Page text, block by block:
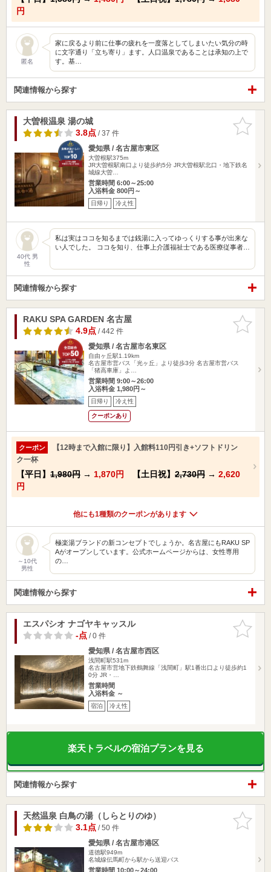
円
匿名
家に戻るより前に仕事の疲れを一度落としてしまいたい気分の時
に文字通り「立ち寄り」ます。人口温泉であることは承知の上で
す。基…
関連情報から探す
お気に入
りに追加
大曽根温泉 湯の城
3.8点/ 37 件
愛知県 / 名古屋市東区
大曽根駅375m
JR大曽根駅南口より徒歩約5分 JR大曽根駅北口・地下鉄名
城線大曽…
営業時間 6:00～25:00
入浴料金 800円～
日帰り 冷え性
40代 男
性
私は実はココを知るまでは銭湯に入ってゆっくりする事が出来な
い人でした。 ココを知り、仕事上介護福祉士である医療従事者…
関連情報から探す
お気に入
りに追加
RAKU SPA GARDEN 名古屋
4.9点/ 442 件
愛知県 / 名古屋市名東区
自由ヶ丘駅1.19km
名古屋市営バス「光ヶ丘」より徒歩3分 名古屋市営バス
「猪高車庫」よ…
営業時間 9:00～26:00
入浴料金 1,980円～
日帰り 冷え性
クーポンあり
クーポン
【12時まで入館に限り】入館料110円引き+ソフトドリン
ク一杯
【平日】 1,980円 → 1,870円 【土日祝】 2,730円 → 2,620
円
他にも1種類のクーポンがあります
～10代
男性
極楽湯ブランドの新コンセプトでしょうか。名古屋にもRAKU SP
Aがオープンしています。公式ホームページからは、女性専用
の…
関連情報から探す
お気に入
りに追加
エスパシオ ナゴヤキャッスル
-点/ 0 件
愛知県 / 名古屋市西区
浅間町駅531m
名古屋市営地下鉄鶴舞線「浅間町」駅1番出口より徒歩約1
0分 JR・…
営業時間
入浴料金 ～
宿泊 冷え性
楽天トラベルの宿泊プランを見る
関連情報から探す
お気に入
りに追加
天然温泉 白鳥の湯（しらとりのゆ）
3.1点/ 50 件
愛知県 / 名古屋市港区
道徳駅949m
名城線伝馬町から駅から送迎バス
営業時間 10:00～24:00